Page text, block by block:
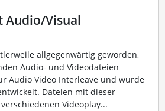
Audio/Visual
allgegenwärtig geworden,
Audio- und Videodateien
Audio Video Interleave und wurde
Dateien mit dieser
Videoplay...